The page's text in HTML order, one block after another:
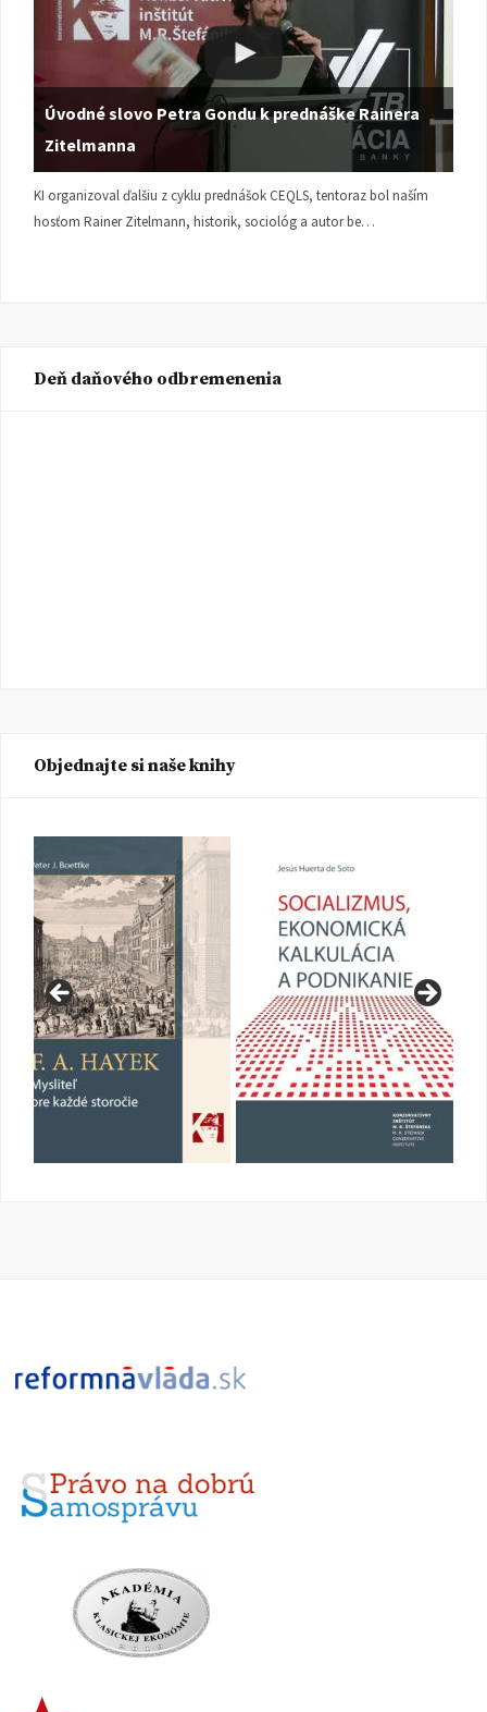
Úvodné slovo Petra Gondu k prednáške Rainera
Zitelmanna
KI organizoval ďalšiu z cyklu prednášok CEQLS, tentoraz bol naším
hosťom Rainer Zitelmann, historik, sociológ a autor be…
Deň daňového odbremenenia
Objednajte si naše knihy